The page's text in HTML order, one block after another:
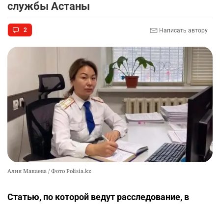
футбольной академии в Астане
10
автокредиты за вознаграждение
0
службы Астаны
2 Написать автору
Алия Макаева / Фото Polisia.kz
Статью, по которой ведут расследование, в